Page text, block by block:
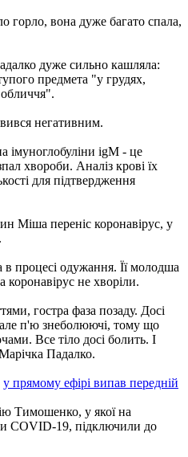
горло, вона дуже багато спала,
дуже сильно кашляла:
предмета "у грудях,
обличчя".
негативним.
імуноглобуліни igM - це
хвороби. Аналіз крові їх
для підтвердження
Міша переніс коронавірус, у
процесі одужання. Її молодша
коронавірус не хворіли.
гостра фаза позаду. Досі
п'ю знеболюючі, тому що
Все тіло досі болить. І
Падалко.
у прямому ефірі випав передній
Тимошенко, у якої на
COVID-19, підключили до